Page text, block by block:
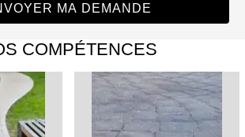
COMPÉTENCES